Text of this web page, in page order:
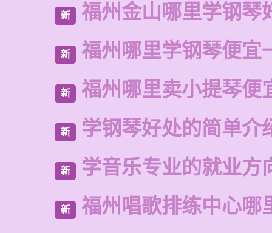
新 福州金山哪里学钢琴
新 福州哪里学钢琴便宜
新 福州哪里卖小提琴便
新 学钢琴好处的简单介
新 学音乐专业的就业方
新 福州唱歌排练中心哪